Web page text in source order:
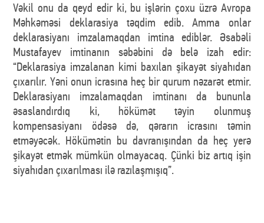
Vəkil onu da qeyd edir ki, bu işlərin çoxu üzrə Avropa
Məhkəməsi deklarasiya təqdim edib. Amma onlar
deklarasiyanı imzalamaqdan imtina ediblər. Əsabəli
Mustafayev imtinanın səbəbini də belə izah edir:
“Deklarasiya imzalanan kimi baxılan şikayət siyahıdan
çıxarılır. Yəni onun icrasına heç bir qurum nəzarət etmir.
Deklarasiyanı imzalamaqdan imtinanı da bununla
əsaslandırdıq ki, hökümət təyin olunmuş
kompensasiyanı ödəsə də, qərarın icrasını təmin
etməyəcək. Hökümətin bu davranışından da heç yerə
şikayət etmək mümkün olmayacaq. Çünki biz artıq işin
siyahıdan çıxarılması ilə razılaşmışıq”.